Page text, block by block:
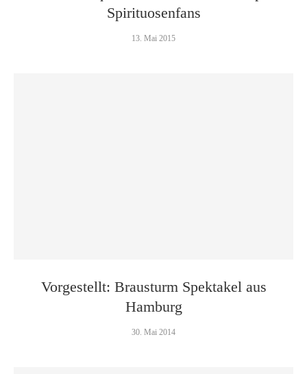
Spirituosenfans
13. Mai 2015
Vorgestellt: Brausturm Spektakel aus
Hamburg
30. Mai 2014